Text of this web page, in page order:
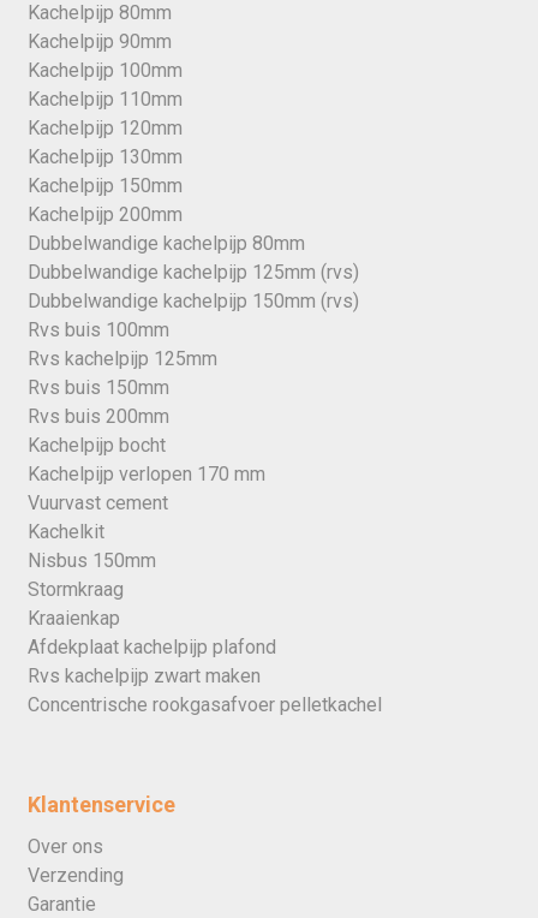
Kachelpijp 80mm
Kachelpijp 90mm
Kachelpijp 100mm
Kachelpijp 110mm
Kachelpijp 120mm
Kachelpijp 130mm
Kachelpijp 150mm
Kachelpijp 200mm
Dubbelwandige kachelpijp 80mm
Dubbelwandige kachelpijp 125mm (rvs)
Dubbelwandige kachelpijp 150mm (rvs)
Rvs buis 100mm
Rvs kachelpijp 125mm
Rvs buis 150mm
Rvs buis 200mm
Kachelpijp bocht
Kachelpijp verlopen 170 mm
Vuurvast cement
Kachelkit
Nisbus 150mm
Stormkraag
Kraaienkap
Afdekplaat kachelpijp plafond
Rvs kachelpijp zwart maken
Concentrische rookgasafvoer pelletkachel
Klantenservice
Over ons
Verzending
Garantie